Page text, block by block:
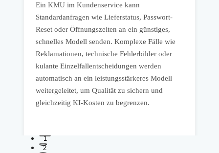
Ein KMU im Kundenservice kann
Standardanfragen wie Lieferstatus, Passwort-
Reset oder Öffnungszeiten an ein günstiges,
schnelles Modell senden. Komplexe Fälle wie
Reklamationen, technische Fehlerbilder oder
kulante Einzelfallentscheidungen werden
automatisch an ein leistungsstärkeres Modell
weitergeleitet, um Qualität zu sichern und
gleichzeitig KI-Kosten zu begrenzen.
1
2